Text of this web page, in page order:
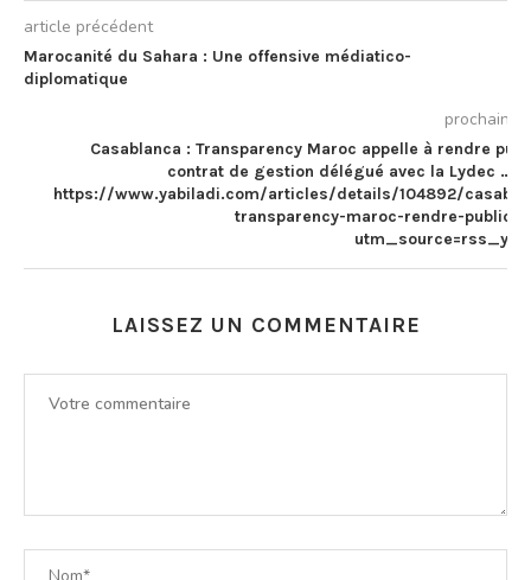
article précédent
Marocanité du Sahara : Une offensive médiatico-
diplomatique
prochain
Casablanca : Transparency Maroc appelle à rendre
contrat de gestion délégué avec la Lydec
https://www.yabiladi.com/articles/details/104892/
transparency-maroc-rendre-
LAISSEZ UN COMMENTAIRE